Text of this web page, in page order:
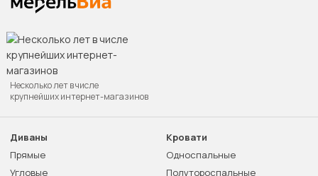
Несколько лет в числе
крупнейших интернет-магазинов
Диваны
Прямые
Угловые
Кровати
Односпальные
Полутороспальные